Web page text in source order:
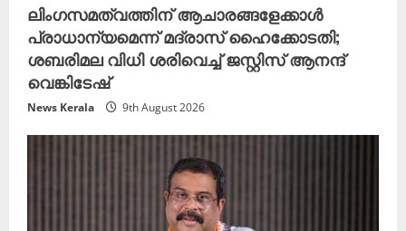
ലിംഗസമത്വത്തിന് ആചാരങ്ങളേക്കാൾ
പ്രാധാന്യമെന്ന് മദ്രാസ് ഹൈക്കോടതി;
ശബരിമല വിധി ശരിവെച്ച് ജസ്റ്റിസ് ആനന്ദ്
വെങ്കിടേഷ്
News Kerala 9th August 2026